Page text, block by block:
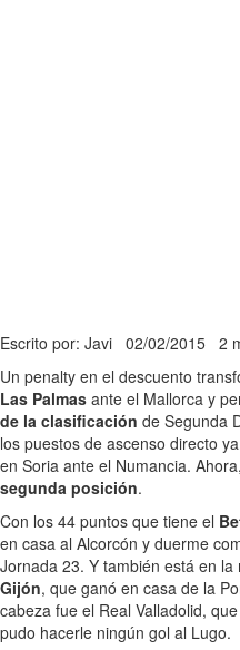
Escrito por: Javi 02/02/2015 2
Un penalty en el descuento
Las Palmas ante el Mallorca y
de la clasificación de Segunda
los puestos de ascenso directo
en Soria ante el Numancia.
segunda posición.
Con los 44 puntos que tiene el
en casa al Alcorcón y duerme
Jornada 23. Y también está en la
Gijón, que ganó en casa de la
cabeza fue el Real Valladolid,
pudo hacerle ningún gol al Lugo.